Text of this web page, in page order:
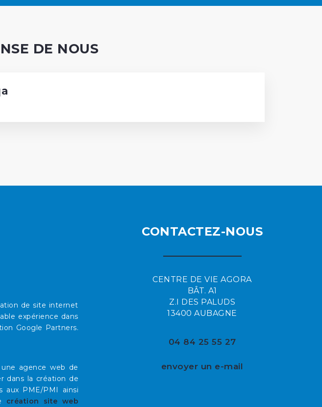
DE NOUS
de site internet
expérience dans
Google Partners.
agence web de
dans la création de
aux PME/PMI ainsi
création site web
CONTACTEZ-NOUS
CENTRE DE VIE AGORA
BÂT. A1
Z.I DES PALUDS
13400 AUBAGNE
04 84 25 55 27
envoyer un e-mail